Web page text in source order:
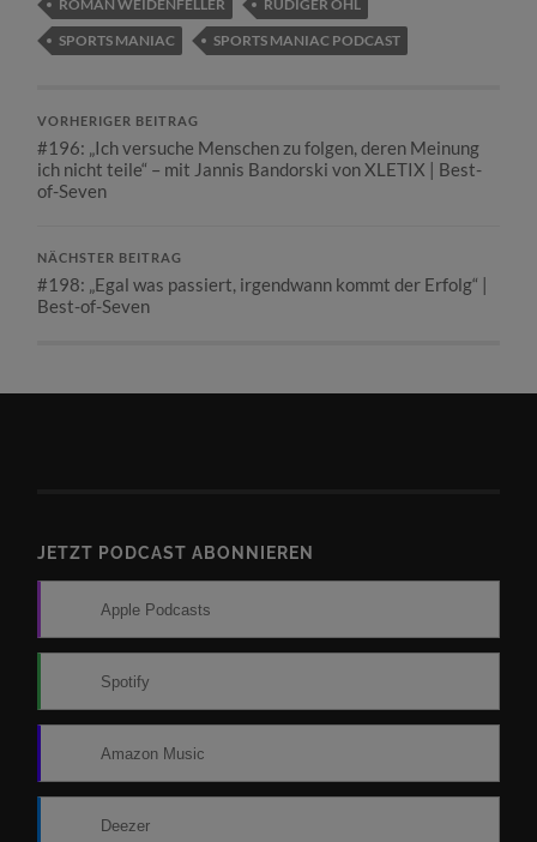
ROMAN WEIDENFELLER
RÜDIGER OHL
SPORTS MANIAC
SPORTS MANIAC PODCAST
VORHERIGER BEITRAG
#196: „Ich versuche Menschen zu folgen, deren Meinung
ich nicht teile“ – mit Jannis Bandorski von XLETIX | Best-
of-Seven
NÄCHSTER BEITRAG
#198: „Egal was passiert, irgendwann kommt der Erfolg“ |
Best-of-Seven
JETZT PODCAST ABONNIEREN
Apple Podcasts
Spotify
Amazon Music
Deezer